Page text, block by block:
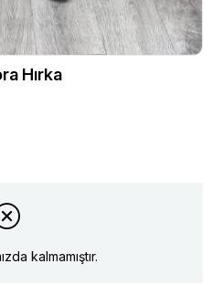
Hırka
kalmamıştır.